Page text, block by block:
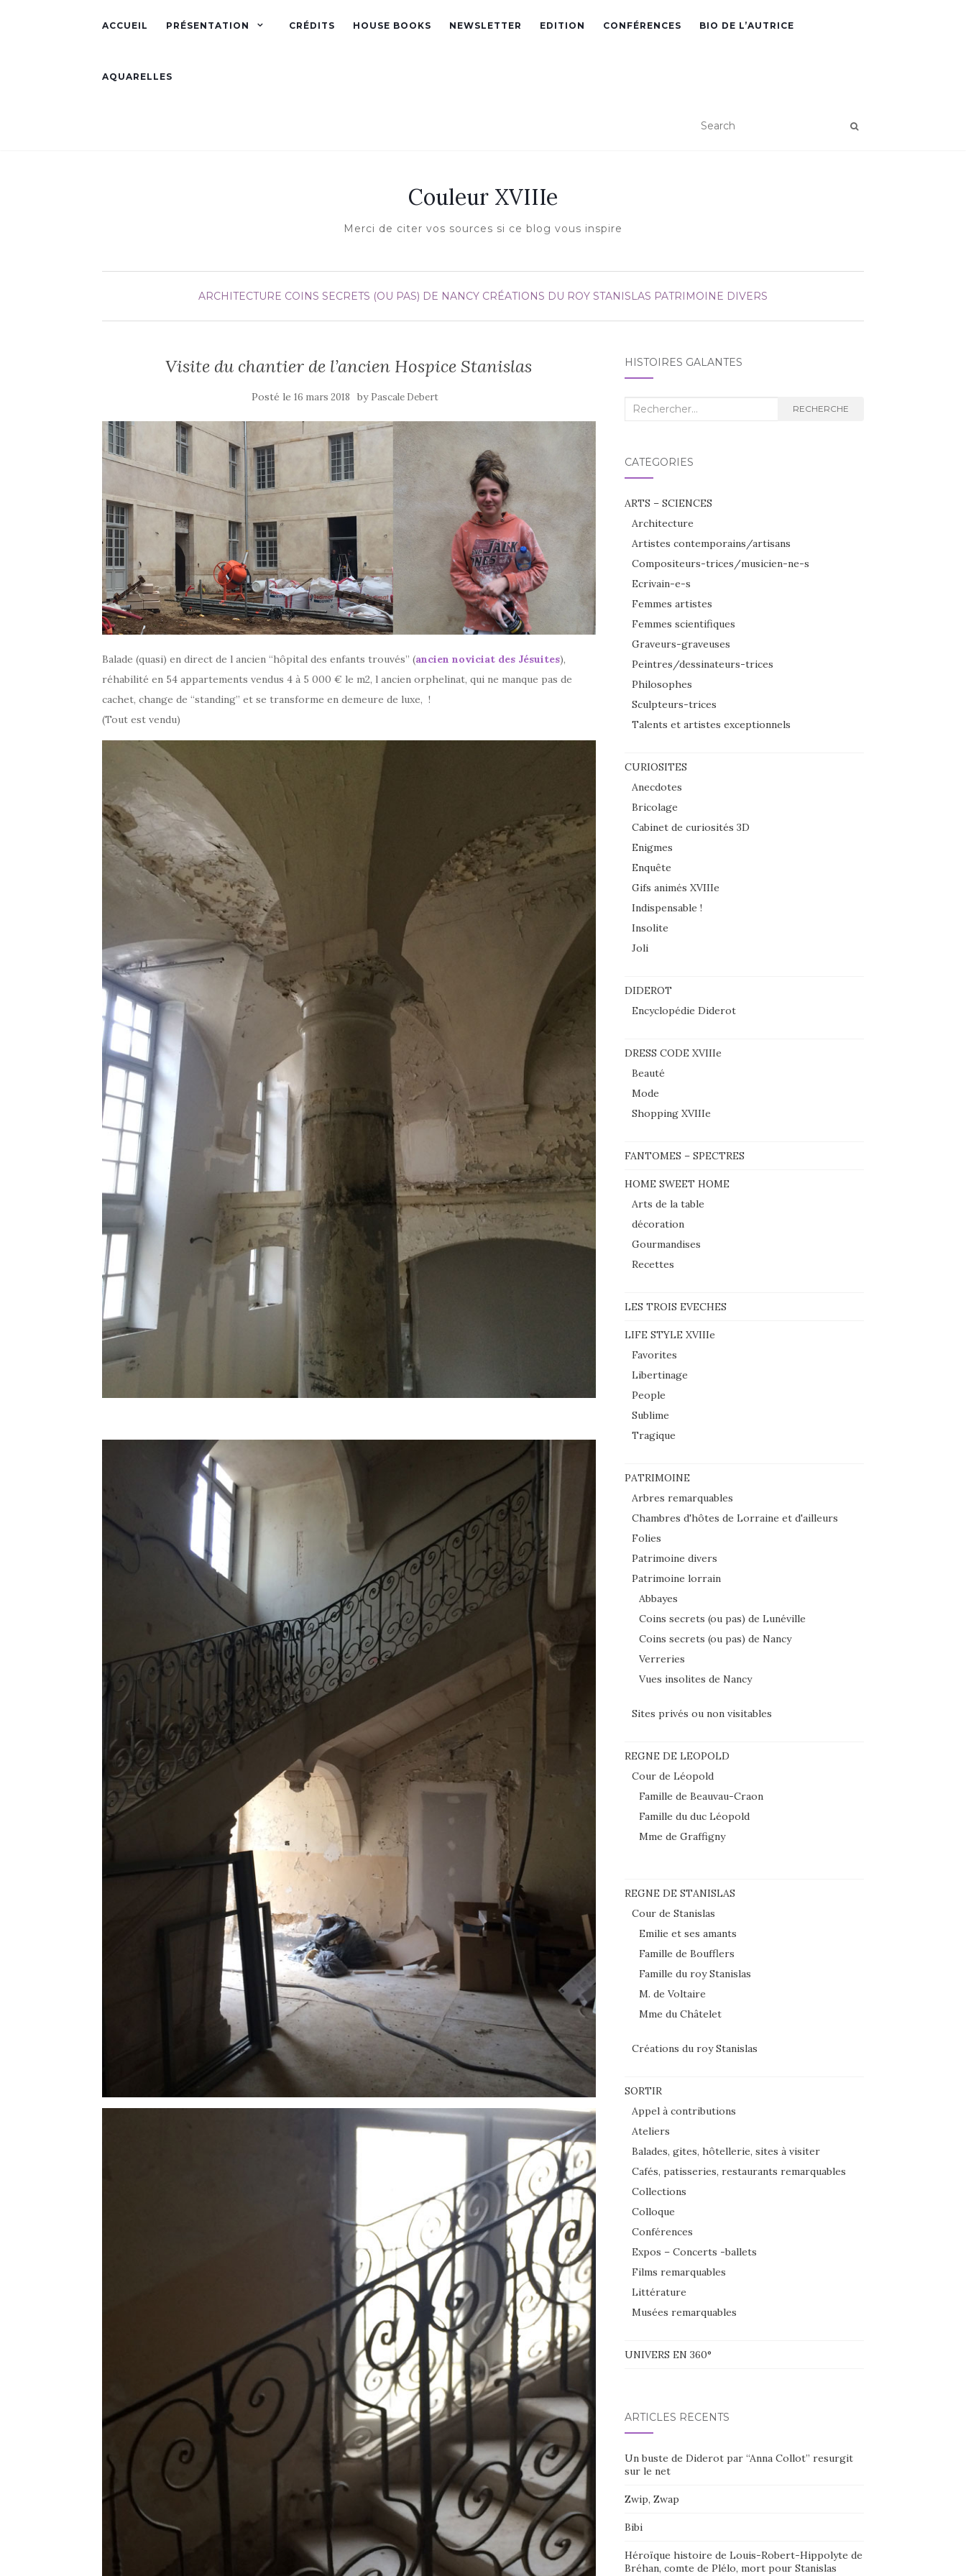
ACCUEIL PRÉSENTATION CRÉDITS HOUSE BOOKS NEWSLETTER EDITION CONFÉRENCES BIO DE L’AUTRICE
AQUARELLES
Couleur XVIIIe
Merci de citer vos sources si ce blog vous inspire
ARCHITECTURE COINS SECRETS (OU PAS) DE NANCY CRÉATIONS DU ROY STANISLAS PATRIMOINE DIVERS
Visite du chantier de l’ancien Hospice Stanislas
Posté le16 mars 2018 by Pascale Debert
Balade (quasi) en direct de l ancien “hôpital des enfants trouvés” (ancien noviciat des Jésuites),
réhabilité en 54 appartements vendus 4 à 5 000 € le m2, l ancien orphelinat, qui ne manque pas de
cachet, change de “standing” et se transforme en demeure de luxe, !
(Tout est vendu)
HISTOIRES GALANTES
Recherche
RECHERCHE
CATÉGORIES
ARTS – SCIENCES
Architecture
Artistes contemporains/artisans
Compositeurs-trices/musicien-ne-s
Ecrivain-e-s
Femmes artistes
Femmes scientifiques
Graveurs-graveuses
Peintres/dessinateurs-trices
Philosophes
Sculpteurs-trices
Talents et artistes exceptionnels
CURIOSITES
Anecdotes
Bricolage
Cabinet de curiosités 3D
Enigmes
Enquête
Gifs animés XVIIIe
Indispensable !
Insolite
Joli
DIDEROT
Encyclopédie Diderot
DRESS CODE XVIIIe
Beauté
Mode
Shopping XVIIIe
FANTOMES – SPECTRES
HOME SWEET HOME
Arts de la table
décoration
Gourmandises
Recettes
LES TROIS EVECHES
LIFE STYLE XVIIIe
Favorites
Libertinage
People
Sublime
Tragique
PATRIMOINE
Arbres remarquables
Chambres d'hôtes de Lorraine et d'ailleurs
Folies
Patrimoine divers
Patrimoine lorrain
Abbayes
Coins secrets (ou pas) de Lunéville
Coins secrets (ou pas) de Nancy
Verreries
Vues insolites de Nancy
Sites privés ou non visitables
REGNE DE LEOPOLD
Cour de Léopold
Famille de Beauvau-Craon
Famille du duc Léopold
Mme de Graffigny
REGNE DE STANISLAS
Cour de Stanislas
Emilie et ses amants
Famille de Boufflers
Famille du roy Stanislas
M. de Voltaire
Mme du Châtelet
Créations du roy Stanislas
SORTIR
Appel à contributions
Ateliers
Balades, gites, hôtellerie, sites à visiter
Cafés, patisseries, restaurants remarquables
Collections
Colloque
Conférences
Expos – Concerts -ballets
Films remarquables
Littérature
Musées remarquables
UNIVERS EN 360°
ARTICLES RÉCENTS
Un buste de Diderot par “Anna Collot” resurgit
sur le net
Zwip, Zwap
Bibi
Héroïque histoire de Louis-Robert-Hippolyte de
Bréhan, comte de Plélo, mort pour Stanislas